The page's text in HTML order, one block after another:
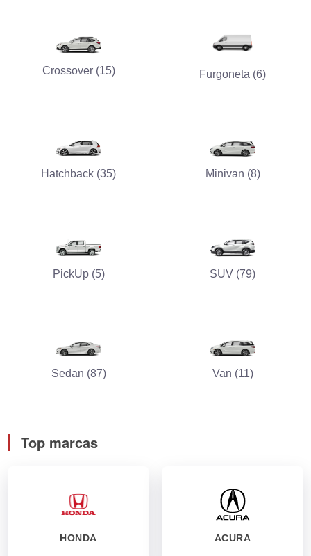
Crossover (15) Furgoneta (6)
Hatchback (35) Minivan (8)
PickUp (5) SUV (79)
Sedan (87) Van (11)
Top marcas
HONDA ACURA